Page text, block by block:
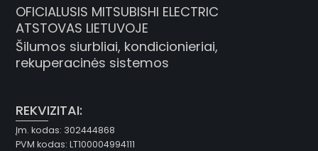
OFICIALUSIS MITSUBISHI ELECTRIC
ATSTOVAS LIETUVOJE
Šilumos siurbliai, kondicionieriai,
rekuperacinės sistemos
REKVIZITAI:
Įm. kodas: 302444868
PVM kodas: LT100004994111